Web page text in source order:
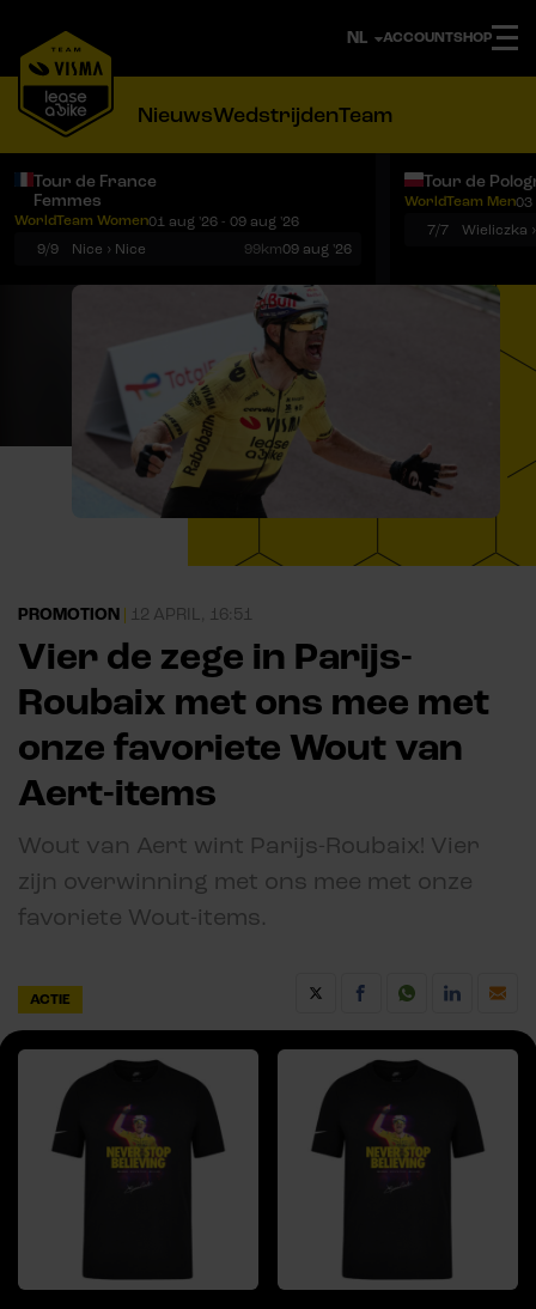
ACCOUNTSHOP
NieuwsWedstrijdenTeam
Tour de France
Femmes
WorldTeam Women01 aug '26 - 09 aug '26
9/9
Nice › Nice 99km09 aug '26
Tour de
WorldTeam Men03
7/7
Wieliczka
PROMOTION 12 APRIL, 16:51
Vier de zege in Parijs-
Roubaix met ons mee met
onze favoriete Wout van
Aert-items
Wout van Aert wint Parijs-Roubaix! Vier
zijn overwinning met ons mee met onze
favoriete Wout-items.
ACTIE